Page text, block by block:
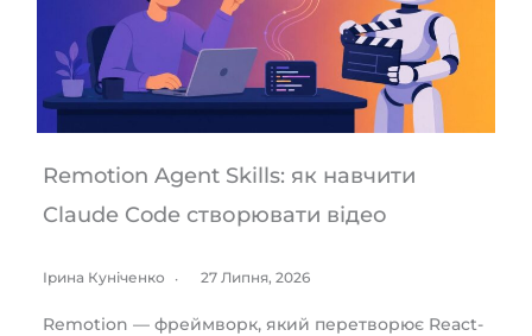
Remotion Agent Skills: як навчити
Claude Code створювати відео
Ірина Куніченко 27 Липня, 2026
Remotion — фреймворк, який перетворює React-